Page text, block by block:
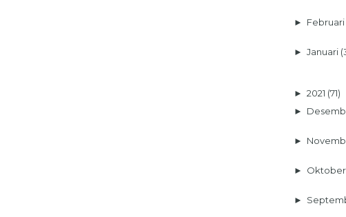
► Februari
► Januari
► 2021 (71)
►
►
► Oktober
►